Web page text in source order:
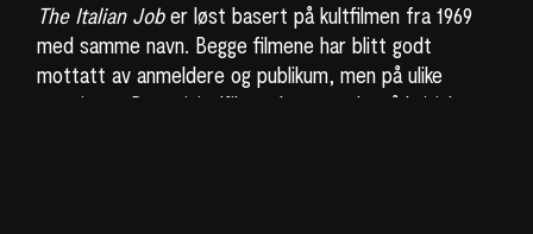
The Italian Jober løst basert på kultfilmen fra 1969
med samme navn. Begge filmene har blitt godt
mottatt av anmeldere og publikum, men på ulike
premisser. Der originalfilmen legger vekt på britisk